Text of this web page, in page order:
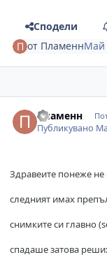
Сподели
от ПламеннМай
Пламенн
Публикувано
Здравеите понеже
следният имах
снимките си главно
спадаше затова